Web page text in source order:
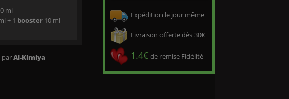
ml
+ 1 booster 10 ml
parAl-Kimiya
Expédition le jour même
Livraison offerte dès 30€
1.4€ de remise Fidélité